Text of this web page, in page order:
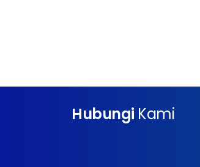
Hubungi Kami